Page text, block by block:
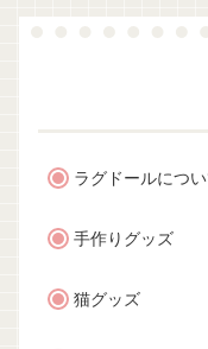
ラグドールにつ
手作りグッズ
猫グッズ